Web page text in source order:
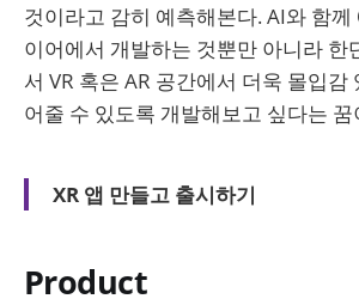
것이라고 감히 예측해본다. AI와 함께
이어에서 개발하는 것뿐만 아니라 한
서 VR 혹은 AR 공간에서 더욱 몰입감
어줄 수 있도록 개발해보고 싶다는 꿈
XR 앱 만들고 출시하기
Product